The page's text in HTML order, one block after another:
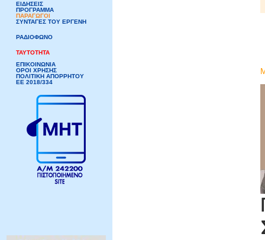
ΕΙΔΗΣΕΙΣ
ΠΡΟΓΡΑΜΜΑ
ΠΑΡΑΓΩΓΟΙ
ΣΥΝΤΑΓΕΣ ΤΟΥ ΕΡΓΕΝΗ
ΡΑΔΙΟΦΩΝΟ
ΤΑΥΤΟΤΗΤΑ
ΕΠΙΚΟΙΝΩΝΙΑ
ΟΡΟΙ ΧΡΗΣΗΣ
ΠΟΛΙΤΙΚΗ ΑΠΟΡΡΗΤΟΥ
ΕΕ 2018/334